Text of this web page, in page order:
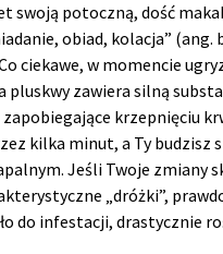
swoją potoczną, dość
obiad, kolacja” (ang.
ciekawe, w momencie
pluskwy zawiera silną
krzepnięciu
kilka minut, a Ty budzisz
Jeśli Twoje zmiany
„dróżki”,
do infestacji, drastycznie